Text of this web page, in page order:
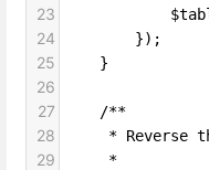
23
24
        });
25
    }
26
27
    /**
28
* Reverse
29
     *